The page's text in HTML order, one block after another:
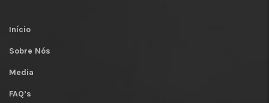
Início
Sobre Nós
Media
FAQ’s